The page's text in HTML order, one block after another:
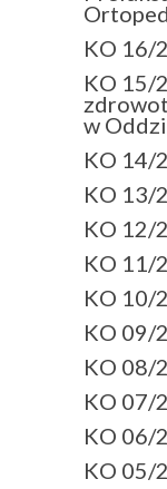
KO 16/
KO 15/
w
KO 14/
KO 13/
KO 12/
KO 11/
KO 10/
KO 09/
KO 08/
KO 07/
KO 06/
KO 05/